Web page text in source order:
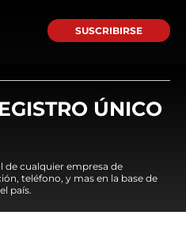
SUSCRIBIRSE
ÚNICO
de cualquier empresa de
teléfono, y mas en la base de
país.